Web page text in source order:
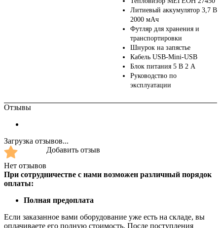
Литиевый аккумулятор 3,7 В
2000 мАч
Футляр для хранения и
транспортировки
Шнурок на запястье
Кабель USB-Mini-USB
Блок питания 5 В 2 А
Руководство по
эксплуатации
Отзывы
Загрузка отзывов...
Нет отзывов
Добавить отзыв
При сотрудничестве с нами возможен различный порядок
оплаты:
Полная предоплата
Если заказанное вами оборудование уже есть на складе, вы
оплачиваете его полную стоимость. После поступления